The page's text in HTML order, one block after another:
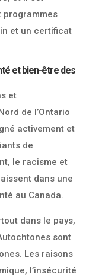
programmes
et un certificat
et bien-être des
et
de l’Ontario
activement et
de
le racisme et
dans une
au Canada.
dans le pays,
sont
Les raisons
l’insécurité